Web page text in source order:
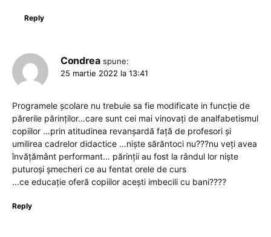
Reply
Condrea spune:
25 martie 2022 la 13:41
Programele școlare nu trebuie sa fie modificate in funcție de
părerile părinților…care sunt cei mai vinovați de analfabetismul
copiilor …prin atitudinea revanșardă față de profesori și
umilirea cadrelor didactice …niște sărăntoci nu???nu veți avea
învățământ performant… părinții au fost la rândul lor niște
puturoși șmecheri ce au fentat orele de curs
…ce educație oferă copiilor acești imbecili cu bani????
Reply